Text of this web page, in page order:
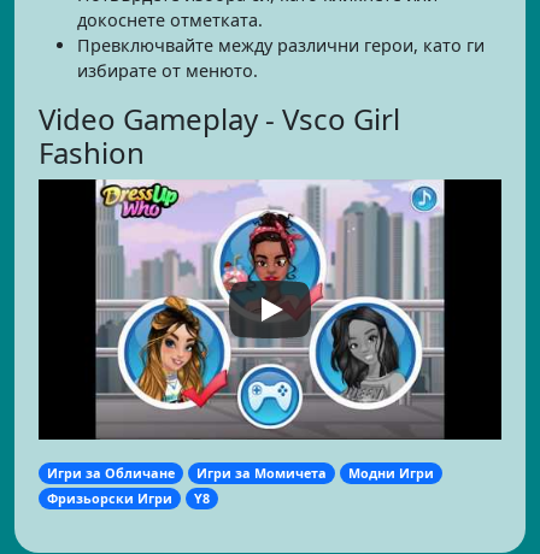
докоснете отметката.
Превключвайте между различни герои, като ги
избирате от менюто.
Video Gameplay - Vsco Girl
Fashion
Игри за Обличане Игри за Момичета
Модни Игри
Фризьорски Игри
Y8